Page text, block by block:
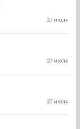
27 июля
27 июля
27 июля